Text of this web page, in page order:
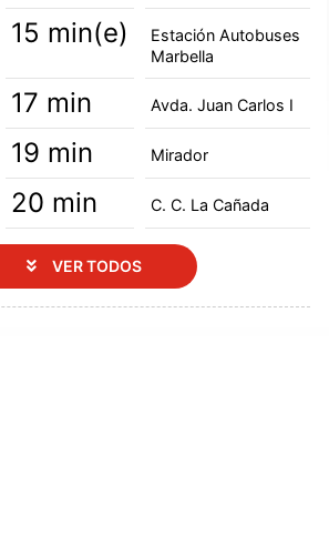
15 min(e)
Estación Autobuses
Marbella
17 min Avda. Juan Carlos I
19 min Mirador
20 min C. C. La Cañada
VER TODOS